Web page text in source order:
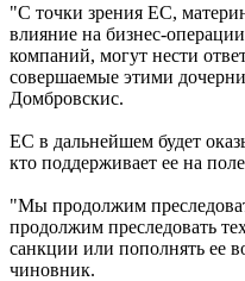
"С точки зрения ЕС,
влияние на бизнес-
компаний, могут нести
совершаемые этими
Домбровскис.
ЕС в дальнейшем будет
кто поддерживает ее на
"Мы продолжим
продолжим преследовать
санкции или пополнять ее
чиновник.